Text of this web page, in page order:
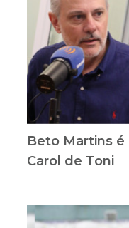
Beto Martins
Carol de Toni